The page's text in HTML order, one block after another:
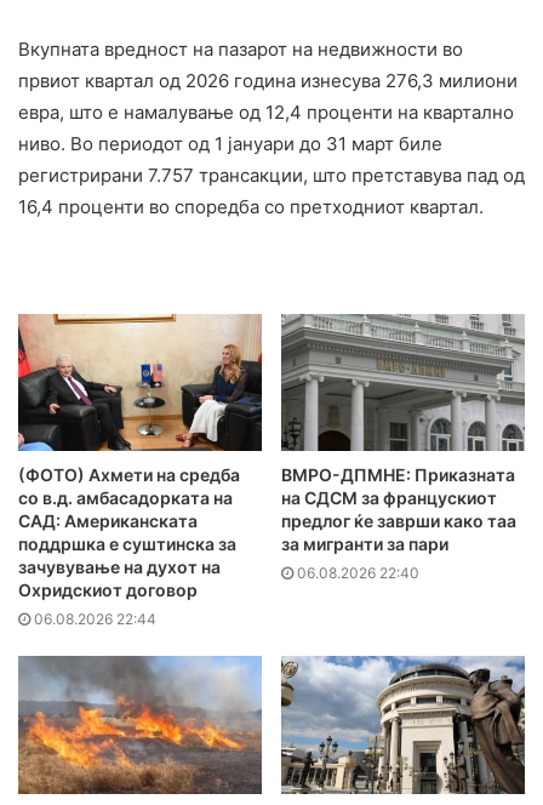
Вкупната вредност на пазарот на недвижности во
првиот квартал од 2026 година изнесува 276,3 милиони
евра, што е намалување од 12,4 проценти на квартално
ниво. Во периодот од 1 јануари до 31 март биле
регистрирани 7.757 трансакции, што претставува пад од
16,4 проценти во споредба со претходниот квартал.
(ФОТО) Ахмети на средба
со в.д. амбасадорката на
САД: Американската
поддршка е суштинска за
зачувување на духот на
Охридскиот договор
06.08.2026 22:44
ВМРО-ДПМНЕ: Приказната
на СДСМ за францускиот
предлог ќе заврши како таа
за мигранти за пари
06.08.2026 22:40